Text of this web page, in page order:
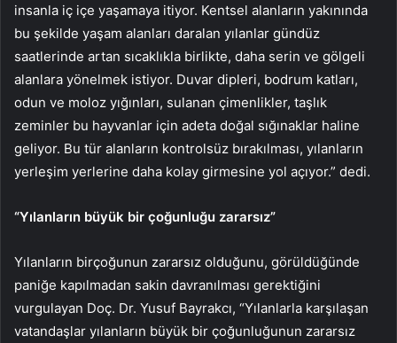
insanla iç içe yaşamaya itiyor. Kentsel alanların yakınında
bu şekilde yaşam alanları daralan yılanlar gündüz
saatlerinde artan sıcaklıkla birlikte, daha serin ve gölgeli
alanlara yönelmek istiyor. Duvar dipleri, bodrum katları,
odun ve moloz yığınları, sulanan çimenlikler, taşlık
zeminler bu hayvanlar için adeta doğal sığınaklar haline
geliyor. Bu tür alanların kontrolsüz bırakılması, yılanların
yerleşim yerlerine daha kolay girmesine yol açıyor.” dedi.
“Yılanların büyük bir çoğunluğu zararsız”
Yılanların birçoğunun zararsız olduğunu, görüldüğünde
paniğe kapılmadan sakin davranılması gerektiğini
vurgulayan Doç. Dr. Yusuf Bayrakcı, “Yılanlarla karşılaşan
vatandaşlar yılanların büyük bir çoğunluğunun zararsız